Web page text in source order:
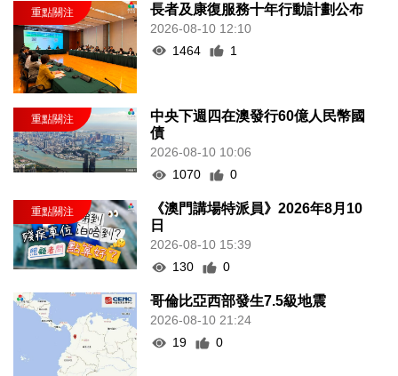
長者及康復服務十年行動計劃公布
2026-08-10 12:10
1464
1
中央下週四在澳發行60億人民幣國
債
2026-08-10 10:06
1070
0
《澳門講場特派員》2026年8月10
日
2026-08-10 15:39
130
0
哥倫比亞西部發生7.5級地震
2026-08-10 21:24
19
0